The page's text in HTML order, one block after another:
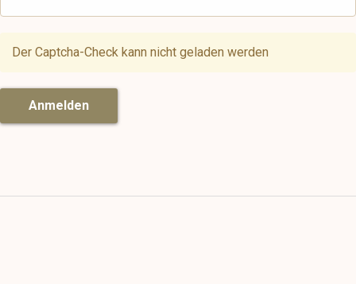
Der Captcha-Check kann nicht geladen werden
Anmelden